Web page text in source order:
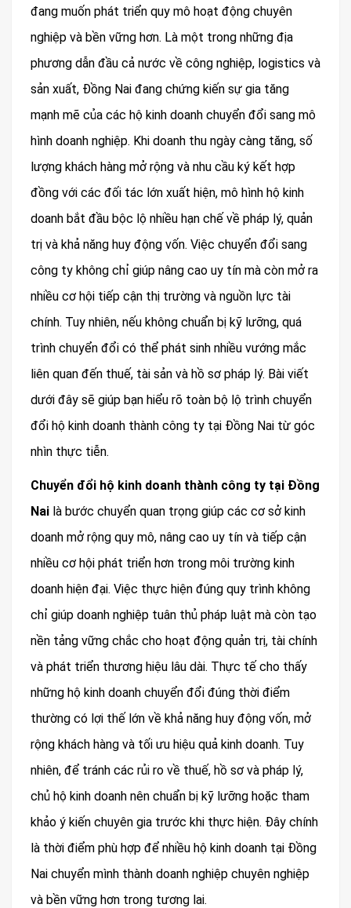
đang muốn phát triển quy mô hoạt động chuyên
nghiệp và bền vững hơn. Là một trong những địa
phương dẫn đầu cả nước về công nghiệp, logistics và
sản xuất, Đồng Nai đang chứng kiến sự gia tăng
mạnh mẽ của các hộ kinh doanh chuyển đổi sang mô
hình doanh nghiệp. Khi doanh thu ngày càng tăng, số
lượng khách hàng mở rộng và nhu cầu ký kết hợp
đồng với các đối tác lớn xuất hiện, mô hình hộ kinh
doanh bắt đầu bộc lộ nhiều hạn chế về pháp lý, quản
trị và khả năng huy động vốn. Việc chuyển đổi sang
công ty không chỉ giúp nâng cao uy tín mà còn mở ra
nhiều cơ hội tiếp cận thị trường và nguồn lực tài
chính. Tuy nhiên, nếu không chuẩn bị kỹ lưỡng, quá
trình chuyển đổi có thể phát sinh nhiều vướng mắc
liên quan đến thuế, tài sản và hồ sơ pháp lý. Bài viết
dưới đây sẽ giúp bạn hiểu rõ toàn bộ lộ trình chuyển
đổi hộ kinh doanh thành công ty tại Đồng Nai từ góc
nhìn thực tiễn.
Chuyển đổi hộ kinh doanh thành công ty tại Đồng
Nai là bước chuyển quan trọng giúp các cơ sở kinh
doanh mở rộng quy mô, nâng cao uy tín và tiếp cận
nhiều cơ hội phát triển hơn trong môi trường kinh
doanh hiện đại. Việc thực hiện đúng quy trình không
chỉ giúp doanh nghiệp tuân thủ pháp luật mà còn tạo
nền tảng vững chắc cho hoạt động quản trị, tài chính
và phát triển thương hiệu lâu dài. Thực tế cho thấy
những hộ kinh doanh chuyển đổi đúng thời điểm
thường có lợi thế lớn về khả năng huy động vốn, mở
rộng khách hàng và tối ưu hiệu quả kinh doanh. Tuy
nhiên, để tránh các rủi ro về thuế, hồ sơ và pháp lý,
chủ hộ kinh doanh nên chuẩn bị kỹ lưỡng hoặc tham
khảo ý kiến chuyên gia trước khi thực hiện. Đây chính
là thời điểm phù hợp để nhiều hộ kinh doanh tại Đồng
Nai chuyển mình thành doanh nghiệp chuyên nghiệp
và bền vững hơn trong tương lai.